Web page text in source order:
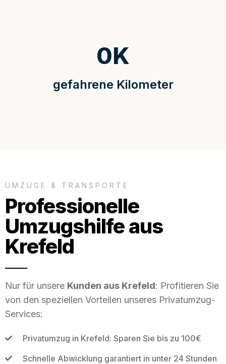
gefahrene Kilometer
0K
UMZÜGE & TRANSPORTE
Professionelle
Umzugshilfe aus
Krefeld
Nur für unsere Kunden aus Krefeld: Profitieren Sie
von den speziellen Vorteilen unseres Privatumzug-
Services:
Privatumzug in Krefeld: Sparen Sie bis zu 100€
Schnelle Abwicklung garantiert in unter 24 Stunden